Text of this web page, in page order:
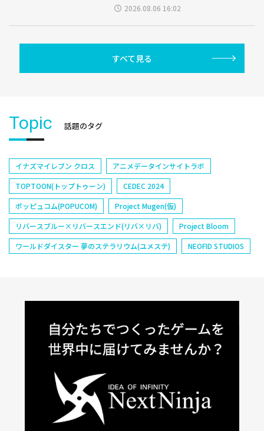
2026.08.06 16:02
すべて見る
Topic 話題のタグ
イナズマイレブン クロス
アニメデータインサイトラボ
TOPTOON(トップトゥーン)
CEDEC 2024
ポッピュコム(POPUCOM)
Project Mugen(仮)
リバースブルー×リバースエンド(リバ×リバ)
Project Bloom
ワールドダイスター 夢のステラリウム(ユメステ)
NEOFID STUDIOS